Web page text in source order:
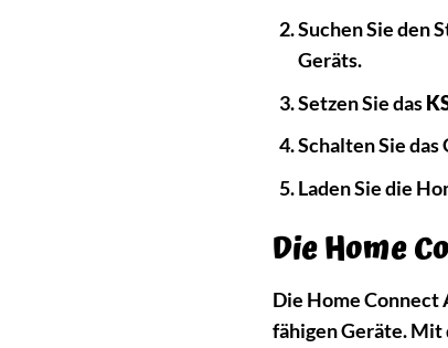
Suchen Sie den
Geräts.
Setzen Sie das
Schalten Sie
Laden Sie die
Die Home
Die Home Connect
fähigen Geräte. Mit